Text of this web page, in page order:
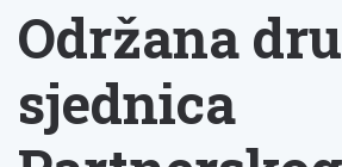
Održana
sjednica